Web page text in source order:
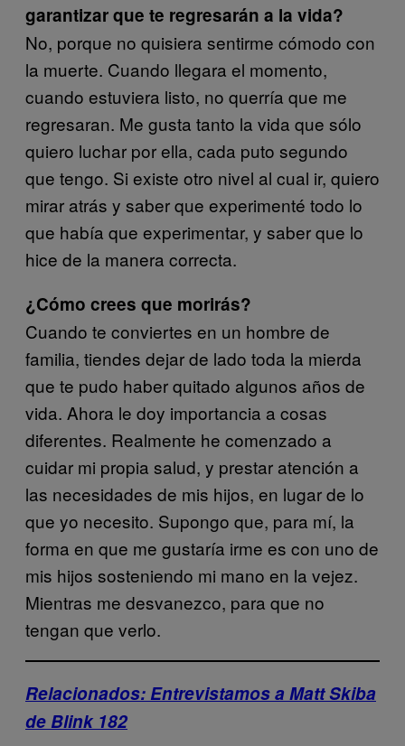
garantizar que te regresarán a la vida?
No, porque no quisiera sentirme cómodo con
la muerte. Cuando llegara el momento,
cuando estuviera listo, no querría que me
regresaran. Me gusta tanto la vida que sólo
quiero luchar por ella, cada puto segundo
que tengo. Si existe otro nivel al cual ir, quiero
mirar atrás y saber que experimenté todo lo
que había que experimentar, y saber que lo
hice de la manera correcta.
¿Cómo crees que morirás?
Cuando te conviertes en un hombre de
familia, tiendes dejar de lado toda la mierda
que te pudo haber quitado algunos años de
vida. Ahora le doy importancia a cosas
diferentes. Realmente he comenzado a
cuidar mi propia salud, y prestar atención a
las necesidades de mis hijos, en lugar de lo
que yo necesito. Supongo que, para mí, la
forma en que me gustaría irme es con uno de
mis hijos sosteniendo mi mano en la vejez.
Mientras me desvanezco, para que no
tengan que verlo.
Relacionados: Entrevistamos a Matt Skiba
de Blink 182